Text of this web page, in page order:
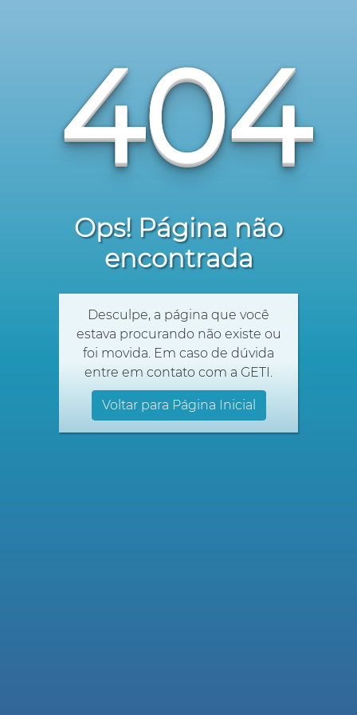
404
Ops! Página não
encontrada
Desculpe, a página que você
estava procurando não existe ou
foi movida. Em caso de dúvida
entre em contato com a GETI.
Voltar para Página Inicial